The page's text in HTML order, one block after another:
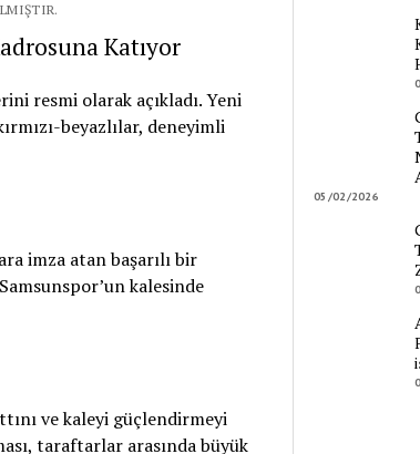
Katıyor
resmi olarak açıkladı. Yeni
beyazlılar, deneyimli
imza atan başarılı bir
kalesinde
ve kaleyi güçlendirmeyi
taraftarlar arasında büyük
05/02/2026